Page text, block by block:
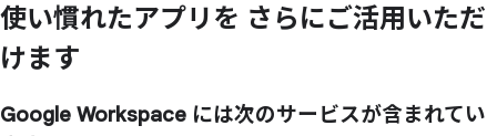
使い慣れたアプリを さらにご活用いただ
けます
Google Workspace には次のサービスが含まれてい